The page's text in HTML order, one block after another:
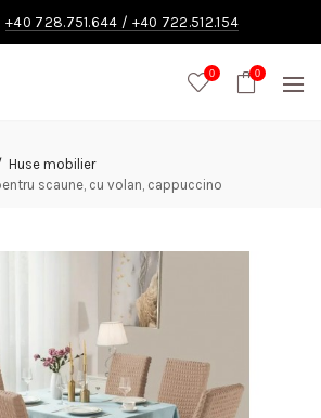
+40 728.751.644 / +40 722.512.154
0 0
Huse mobilier
scaune, cu volan, cappuccino